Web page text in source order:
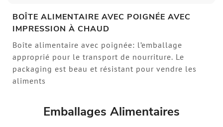
BOÎTE ALIMENTAIRE AVEC POIGNÉE AVEC
IMPRESSION À CHAUD
Boîte alimentaire avec poignée: l’emballage
approprié pour le transport de nourriture. Le
packaging est beau et résistant pour vendre les
aliments
Emballages Alimentaires